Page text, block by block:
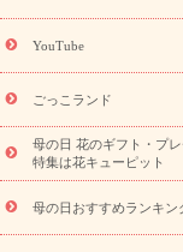
(トルコキキョウ)
ら探す
お祝いの花
念日
結婚祝い 出
寿祝い
プチギフト
供え・お悔やみ商品一
YouTube
ごっこランド
母の日 花のギフト・プレ
特集は花キューピット
母の日おすすめランキン